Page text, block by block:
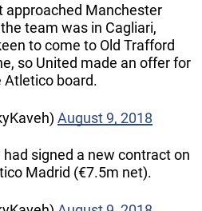
approached Manchester
team was in Cagliari,
to come to Old Trafford
so United made an offer for
board.
August 9, 2018
signed a new contract on
Madrid (€7.5m net).